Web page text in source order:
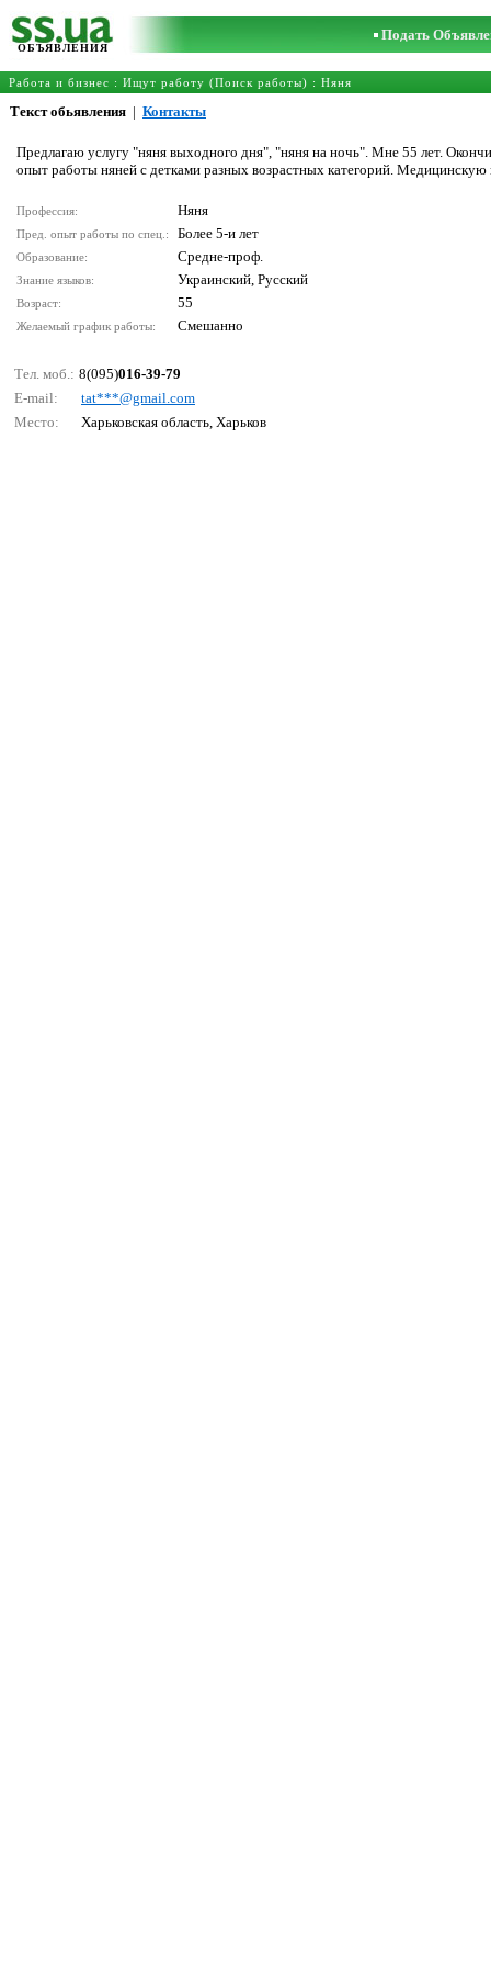
ОБЪЯВЛЕНИЯ
Подать
Работа и бизнес : Ищут работу (Поиск работы) : Няня
Текст обьявления | Контакты
Предлагаю услугу "няня выходного дня", "няня на ночь". Мне 55 лет.
опыт работы няней с детками разных возрастных категорий.
Профессия: Няня
Пред. опыт работы по спец.: Более 5-и лет
Образование: Средне-проф.
Знание языков: Украинский, Русский
Возраст: 55
Желаемый график работы: Смешанно
Тел. моб.: 8(095)016-39-79
E-mail:
tаt***@gmаil.соm
Место:
Харьковская область, Харьков